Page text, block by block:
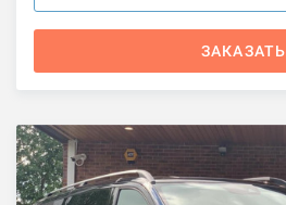
ЗАКАЗАТЬ